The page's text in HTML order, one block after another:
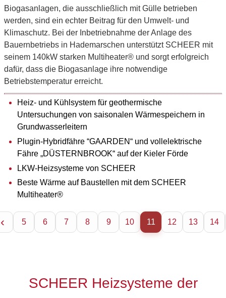
Biogasanlagen, die ausschließlich mit Gülle betrieben
werden, sind ein echter Beitrag für den Umwelt- und
Klimaschutz. Bei der Inbetriebnahme der Anlage des
Bauernbetriebs in Hademarschen unterstützt SCHEER mit
seinem 140kW starken Multiheater® und sorgt erfolgreich
dafür, dass die Biogasanlage ihre notwendige
Betriebstemperatur erreicht.
Heiz- und Kühlsystem für geothermische
Untersuchungen von saisonalen Wärmespeichern in
Grundwasserleitern
Plugin-Hybridfähre “GAARDEN“ und vollelektrische
Fähre „DÜSTERNBROOK“ auf der Kieler Förde
LKW-Heizsysteme von SCHEER
Beste Wärme auf Baustellen mit dem SCHEER
Multiheater®
5 6 7 8 9 10 11 12 13 14
SCHEER Heizsysteme der